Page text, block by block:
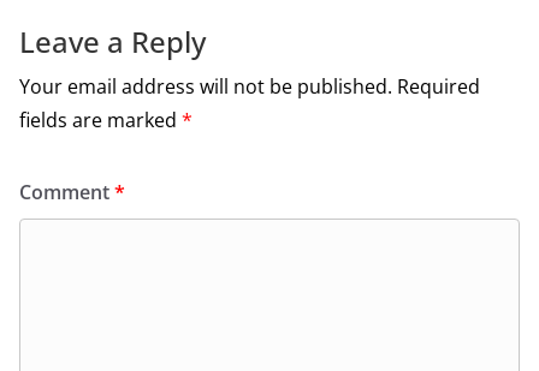
Leave a Reply
Your email address will not be published. Required
fields are marked *
Comment*